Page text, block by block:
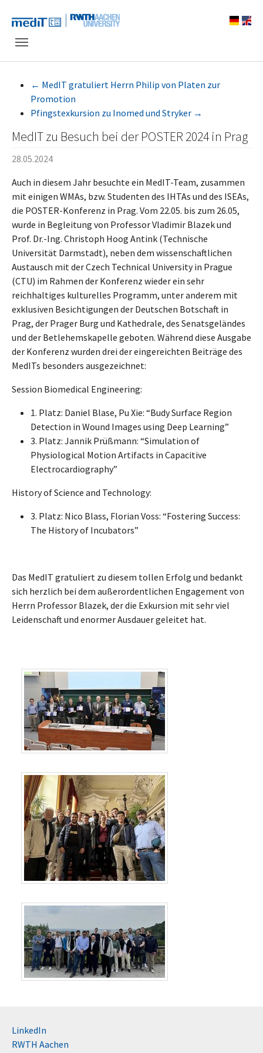
← MedIT gratuliert Herrn Philip von Platen zur
Promotion
Pfingstexkursion zu Inomed und Stryker →
MedIT zu Besuch bei der POSTER 2024 in Prag
28.05.2024
Auch in diesem Jahr besuchte ein MedIT-Team, zusammen
mit einigen WMAs, bzw. Studenten des IHTAs und des ISEAs,
die POSTER-Konferenz in Prag. Vom 22.05. bis zum 26.05,
wurde in Begleitung von Professor Vladimir Blazek und
Prof. Dr.-Ing. Christoph Hoog Antink (Technische
Universität Darmstadt), neben dem wissenschaftlichen
Austausch mit der Czech Technical University in Prague
(CTU) im Rahmen der Konferenz wieder ein sehr
reichhaltiges kulturelles Programm, unter anderem mit
exklusiven Besichtigungen der Deutschen Botschaft in
Prag, der Prager Burg und Kathedrale, des Senatsgeländes
und der Betlehemskapelle geboten. Während diese Ausgabe
der Konferenz wurden drei der eingereichten Beiträge des
MedITs besonders ausgezeichnet:
Session Biomedical Engineering:
1. Platz: Daniel Blase, Pu Xie: “Budy Surface Region
Detection in Wound Images using Deep Learning”
3. Platz: Jannik Prüßmann: “Simulation of
Physiological Motion Artifacts in Capacitive
Electrocardiography”
History of Science and Technology:
3. Platz: Nico Blass, Florian Voss: “Fostering Success:
The History of Incubators”
Das MedIT gratuliert zu diesem tollen Erfolg und bedankt
sich herzlich bei dem außerordentlichen Engagement von
Herrn Professor Blazek, der die Exkursion mit sehr viel
Leidenschaft und enormer Ausdauer geleitet hat.
LinkedIn
RWTH Aachen